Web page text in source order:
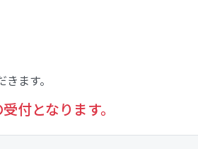
ます。
付となります。